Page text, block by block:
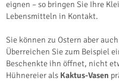
eignen – so bringen Sie Ihre
Lebensmitteln in Kontakt.
Sie können zu Ostern aber
Überreichen Sie zum Beispiel
Beschenkte ihn öffnet, nicht
Hühnereier als Kaktus-Vasen